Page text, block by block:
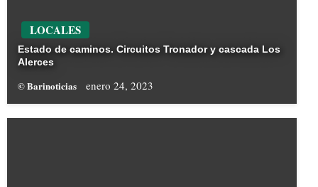
LOCALES
Estado de caminos. Circuitos Tronador y cascada Los
Alerces
© Barinoticias enero 24, 2023